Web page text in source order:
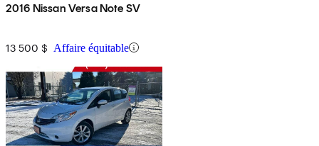
2016 Nissan Versa Note SV
13 500 $ Affaire équitable